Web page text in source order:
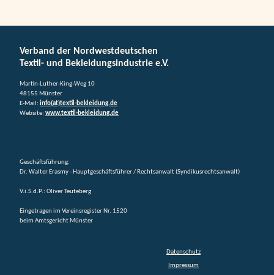
Verband der Nordwestdeutschen
Textil- und Bekleidungsindustrie e.V.
Martin-Luther-King-Weg 10
48155 Münster
E-Mail: info(at)textil-bekleidung.de
Website: www.textil-bekleidung.de
Geschäftsführung:
Dr. Walter Erasmy - Hauptgeschäftsführer / Rechtsanwalt (Syndikusrechtsanwalt)
V.i.S.d.P.: Oliver Teuteberg
Eingetragen im Vereinsregister Nr. 1520
beim Amtsgericht Münster
Datenschutz
Impressum